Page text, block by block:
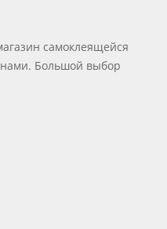
самоклеящейся
Большой выбор